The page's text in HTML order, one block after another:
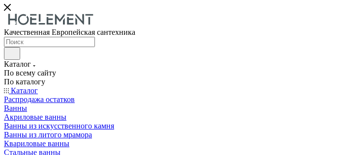
Качественная Европейская сантехника
Каталог
По всему сайту
По каталогу
Каталог
Распродажа остатков
Ванны
Акриловые ванны
Ванны из искусственного камня
Ванны из литого мрамора
Квариловые ванны
Стальные ванны